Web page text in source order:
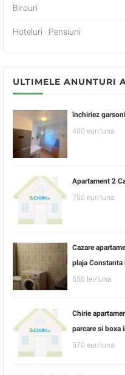
Birouri
Hoteluri - Pensiuni
ULTIMELE ANUNTURI
închiriez
400 eur/luna
Apartament 2
750 eur/luna
Cazare
plaja Constanta
550 lei/luna
Chirie
parcare si boxa
570 eur/luna